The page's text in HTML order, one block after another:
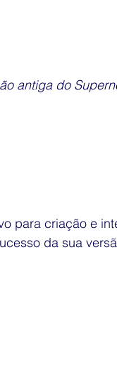
antiga do
para criação e
da sua